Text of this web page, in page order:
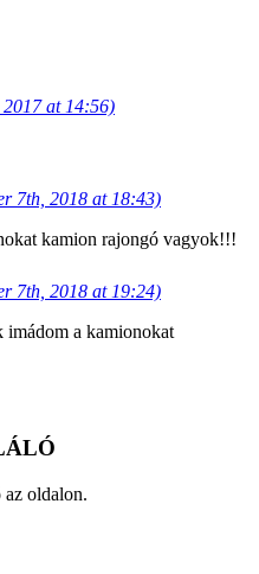
at 14:56)
7th, 2018 at 18:43)
kamion rajongó vagyok!!!
7th, 2018 at 19:24)
a kamionokat
oldalon.